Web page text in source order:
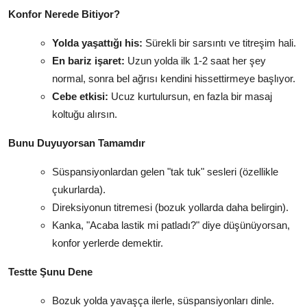
Konfor Nerede Bitiyor?
Yolda yaşattığı his: Sürekli bir sarsıntı ve titreşim hali.
En bariz işaret: Uzun yolda ilk 1-2 saat her şey
normal, sonra bel ağrısı kendini hissettirmeye başlıyor.
Cebe etkisi: Ucuz kurtulursun, en fazla bir masaj
koltuğu alırsın.
Bunu Duyuyorsan Tamamdır
Süspansiyonlardan gelen "tak tuk" sesleri (özellikle
çukurlarda).
Direksiyonun titremesi (bozuk yollarda daha belirgin).
Kanka, "Acaba lastik mi patladı?" diye düşünüyorsan,
konfor yerlerde demektir.
Testte Şunu Dene
Bozuk yolda yavaşça ilerle, süspansiyonları dinle.